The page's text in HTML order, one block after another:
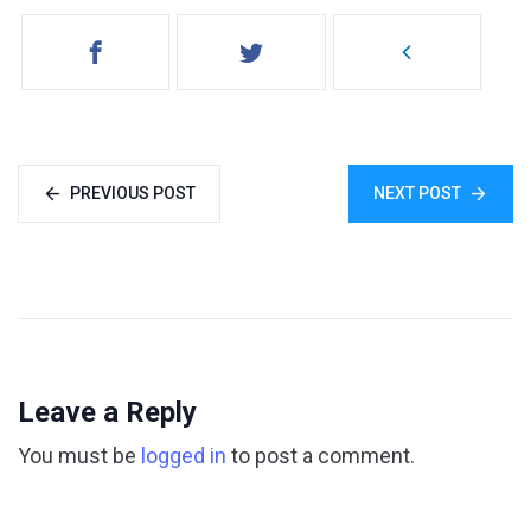
PREVIOUS POST NEXT POST
Leave a Reply
You must be logged in to post a comment.